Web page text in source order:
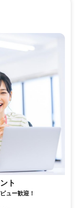
ト
ュー歓迎！